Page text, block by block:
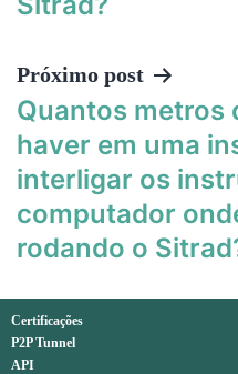
Próximo post
Quantos metros
haver em uma
interligar os
computador
rodando o
Certificações
P2P Tunnel
API